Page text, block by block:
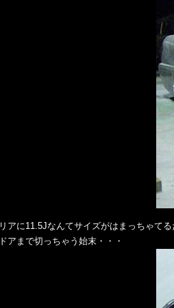
リアに11.5Jなんてサイズがはまっちゃてる
ドアまで切っちゃう始末・・・